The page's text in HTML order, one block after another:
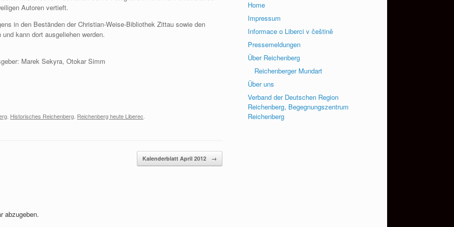
Autoren vertieft.
in den Beständen der Christian-Weise-Bibliothek Zittau sowie den
kann dort ausgeliehen werden.
Marek Sekyra, Otokar Simm
Historisches Reichenberg Reichenberg heute Liberec
Kalenderblatt April 2012 →
abzugeben.
Home
Impressum
Informace o Liberci v češtině
Pressemeldungen
Über Reichenberg
Reichenberger Mundart
Über uns
Verband der Deutschen Region
Reichenberg, Begegnungszentrum
Reichenberg